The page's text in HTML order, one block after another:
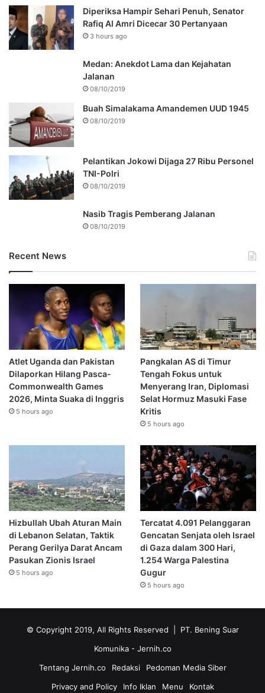
Diperiksa Hampir Sehari Penuh, Senator
Rafiq Al Amri Dicecar 30 Pertanyaan
3 hours ago
Medan: Anekdot Lama dan Kejahatan
Jalanan
08/10/2019
Buah Simalakama Amandemen UUD 1945
08/10/2019
Pelantikan Jokowi Dijaga 27 Ribu Personel
TNI-Polri
08/10/2019
Nasib Tragis Pemberang Jalanan
08/10/2019
Recent News
Atlet Uganda dan Pakistan
Dilaporkan Hilang Pasca-
Commonwealth Games
2026, Minta Suaka di Inggris
5 hours ago
Pangkalan AS di Timur
Tengah Fokus untuk
Menyerang Iran, Diplomasi
Selat Hormuz Masuki Fase
Kritis
5 hours ago
Hizbullah Ubah Aturan Main
di Lebanon Selatan, Taktik
Perang Gerilya Darat Ancam
Pasukan Zionis Israel
5 hours ago
Tercatat 4.091 Pelanggaran
Gencatan Senjata oleh Israel
di Gaza dalam 300 Hari,
1.254 Warga Palestina
Gugur
5 hours ago
© Copyright 2019, All Rights Reserved | PT. Bening Suar
Komunika - Jernih.co
Tentang Jernih.co
Redaksi
Pedoman Media Siber
Privacy and Policy
Info Iklan Menu Kontak